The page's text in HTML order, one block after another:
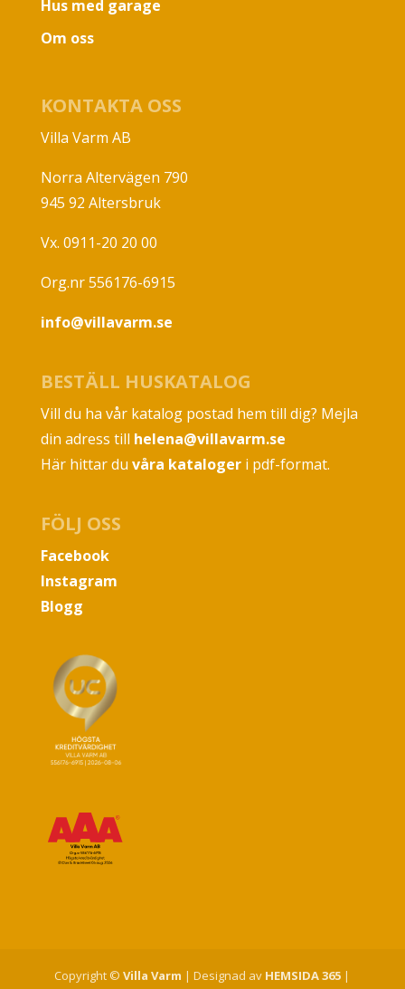
Hus med garage
Om oss
KONTAKTA OSS
Villa Varm AB
Norra Altervägen 790
945 92 Altersbruk
Vx. 0911-20 20 00
Org.nr 556176-6915
info@villavarm.se
BESTÄLL HUSKATALOG
Vill du ha vår katalog postad hem till dig? Mejla
din adress till helena@villavarm.se
Här hittar du våra katalogeri pdf-format.
FÖLJ OSS
Facebook
Instagram
Blogg
Copyright ©Villa Varm | Designad av HEMSIDA 365 |